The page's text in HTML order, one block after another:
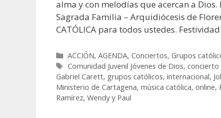
alma y con melodías que acercan a Dios.
Sagrada Familia – Arquidiócesis de
CATÓLICA para todos ustedes.
Categorías
ACCIÓN,AGENDA,Conciertos,Grupos
Etiquetas
Comunidad Juvenil Jóvenes de Dios,concierto
Gabriel Carett, grupos católicos, internacional,
Ministerio de Cartagena, música católica, online,
Ramírez, Wendy y Paul